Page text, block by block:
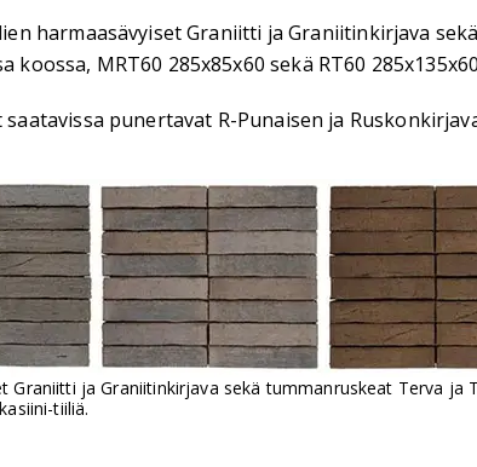
harmaasävyiset Graniitti ja Graniitinkirjava
MRT60 285x85x60 sekä RT60
punertavat R-Punaisen ja
Graniitti ja Graniitinkirjava sekä tummanruskeat Terva ja
tiiliä.